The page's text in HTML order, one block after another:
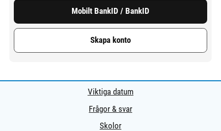
Mobilt BankID / BankID
Skapa konto
Viktiga datum
Frågor & svar
Skolor